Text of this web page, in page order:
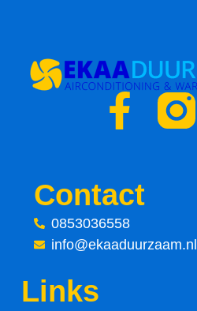
F
c
e
b
Contact
0853036558
info@ekaaduurzaam.nl
Links